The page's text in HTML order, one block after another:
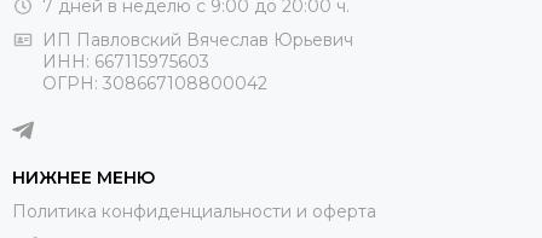
7 дней в неделю с 9:00 до 20:00 ч.
ИП Павловский Вячеслав Юрьевич
ИНН: 667115975603
ОГРН: 308667108800042
НИЖНЕЕ МЕНЮ
Политика конфиденциальности и оферта